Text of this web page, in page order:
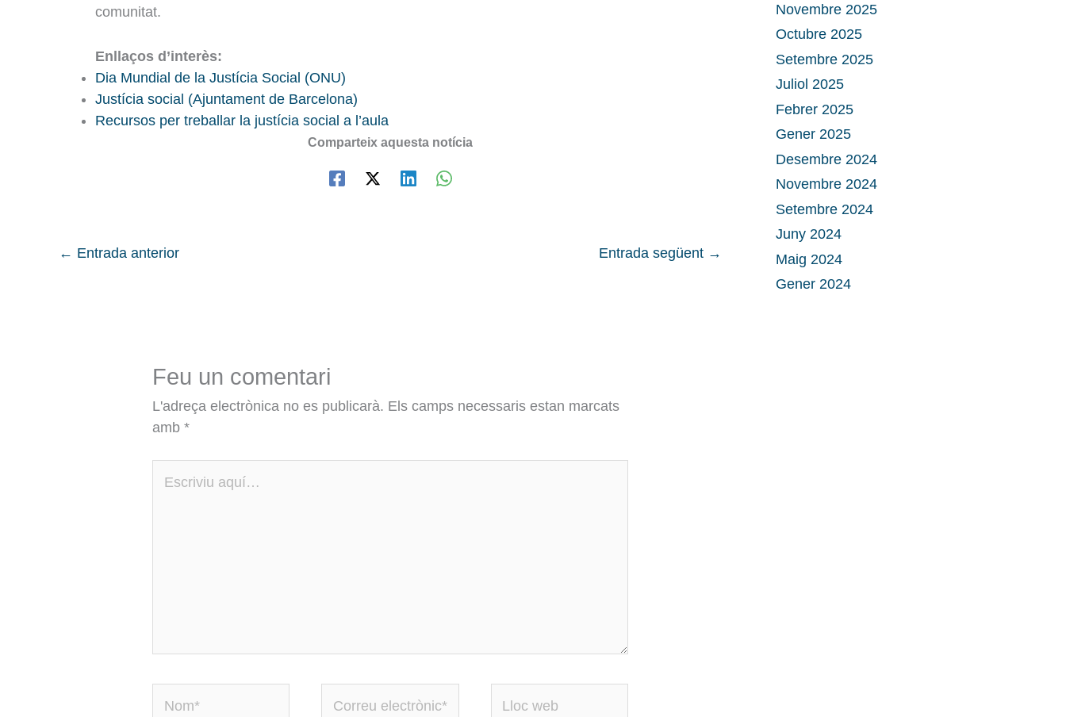
comunitat.
Enllaços d’interès:
Dia Mundial de la Justícia Social (ONU)
Justícia social (Ajuntament de Barcelona)
Recursos per treballar la justícia social a l’aula
← Entrada anterior Entrada següent →
Feu un comentari
L'adreça electrònica no es publicarà. Els camps necessaris estan marcats
amb*
aquí…
Novembre 2025
Octubre 2025
Setembre 2025
Juliol 2025
Febrer 2025
Gener 2025
Desembre 2024
Novembre 2024
Setembre 2024
Juny 2024
Maig 2024
Gener 2024